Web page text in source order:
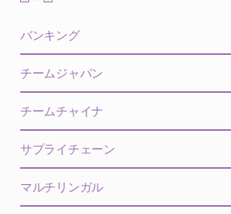
バンキング
チームジャパン
チームチャイナ
サプライチェーン
マルチリンガル